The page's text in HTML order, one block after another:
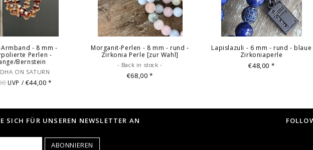
Armband - 8 mm -
Perlen -
Bernstein
ON SATURN
UVP / €44,00 *
Morganit-Perlen - 8 mm - rund -
Zirkonia Perle [zur Wahl]
- Back in stock -
€68,00*
Lapislazuli - 6 mm - rund - blaue
Zirkoniaperle
€48,00 *
SICH FÜR UNSEREN NEWSLETTER AN
ABONNIEREN